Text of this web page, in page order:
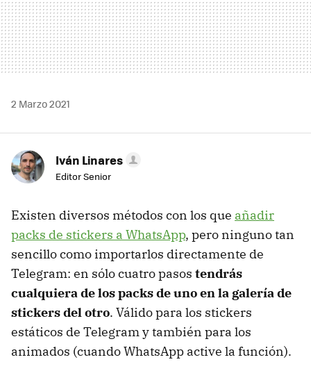
2 Marzo 2021
Iván Linares
Editor Senior
Existen diversos métodos con los que añadir
packs de stickers a WhatsApp, pero ninguno tan
sencillo como importarlos directamente de
Telegram: en sólo cuatro pasos tendrás
cualquiera de los packs de uno en la galería de
stickers del otro. Válido para los stickers
estáticos de Telegram y también para los
animados (cuando WhatsApp active la función).